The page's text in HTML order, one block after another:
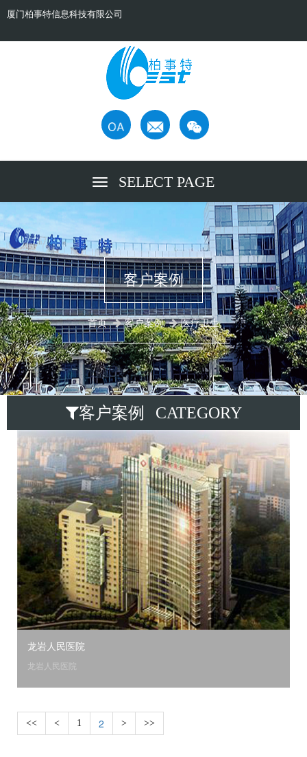
厦门柏事特信息科技有限公司
SELECT PAGE
客户案例
首页 客户案例 医疗卫生
客户案例 CATEGORY
龙岩人民医院
龙岩人民医院
<< < 1 2 > >>